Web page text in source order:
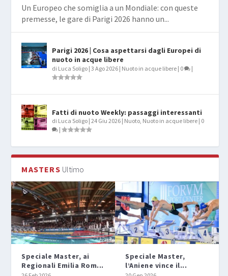
Un Europeo che somiglia a un Mondiale: con queste
premesse, le gare di Parigi 2026 hanno un...
Parigi 2026 | Cosa aspettarsi dagli Europei di
nuoto in acque libere
di Luca Soligo |3 Ago 2026 | Nuoto in acque libere | 0 |
Fatti di nuoto Weekly: passaggi interessanti
di Luca Soligo |24 Giu 2026 | Nuoto, Nuoto in acque libere | 0
|
MASTERS Ultimo
Speciale Master, ai
Regionali Emilia Rom...
Speciale Master,
l’Aniene vince il...